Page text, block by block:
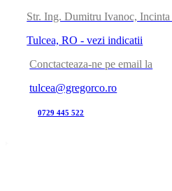
Str. Ing. Dumitru Ivanoc,
Tulcea, RO - vezi indicatii
Conctacteaza-ne pe email la
tulcea@gregorco.ro
0729 445 522